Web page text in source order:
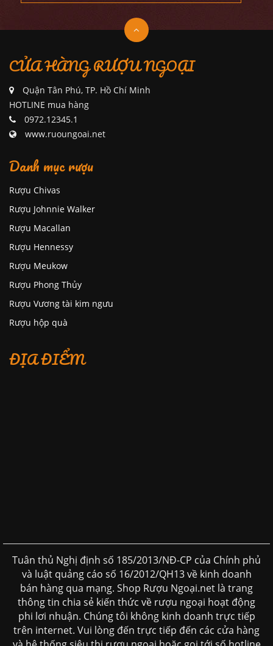
CỬA HÀNG RƯỢU NGOẠI
Quận Tân Phú, TP. Hồ Chí Minh
HOTLINE mua hàng
0972.12345.1
www.ruoungoai.net
Danh mục rượu
Rượu Chivas
Rượu Johnnie Walker
Rượu Macallan
Rượu Hennessy
Rượu Meukow
Rượu Phong Thủy
Rượu Vương tài kim ngưu
Rượu hộp quà
ĐỊA ĐIỂM
Tuân thủ Nghị định số 185/2013/NĐ-CP của Chính phủ
và luật quảng cáo số 16/2012/QH13 về kinh doanh
bán hàng qua mạng. Shop Rượu Ngoại.net là trang
thông tin chia sẻ kiến thức về rượu ngoại hoạt động
phi lơi nhuận. Chúng tôi không kinh doanh trực tiếp
trên internet. Vui lòng đến trực tiếp đến các cửa hàng